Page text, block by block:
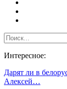
Интересное:
Дарят ли в
Алексей…